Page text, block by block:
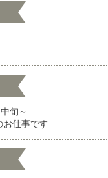
旬～
お仕事です